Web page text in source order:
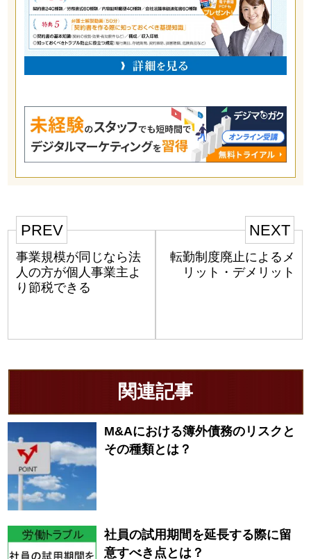
PREV
事業規模が同じなら法
人の方が個人事業主よ
り節税できる
NEXT
転勤制度廃止によるメ
リット・デメリット
関連記事
M&Aにおける簿外債務のリスクと
その種類とは？
社員の試用期間を延長する際に留
意すべき点とは？